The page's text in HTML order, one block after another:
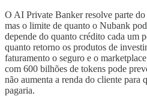
O AI Private Banker resolve parte
mas o limite de quanto o Nubank
depende do quanto crédito cada um
quanto retorno os produtos de
faturamento o seguro e o
com 600 bilhões de tokens pode
não aumenta a renda do cliente para
pagaria.